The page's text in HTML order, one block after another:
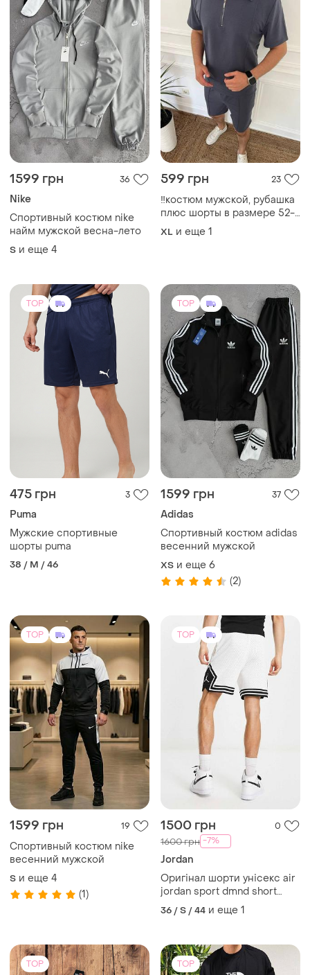
1599 грн 36
Nike
Спортивный костюм nike
найм мужской весна-лето
S и еще 4
599 грн 23
‼️костюм мужской, рубашка
плюс шорты в размере 52-
54!!️
XL и еще 1
TOP
475 грн 3
Puma
Мужские спортивные
шорты puma
38 / M / 46
TOP
1599 грн 37
Adidas
Спортивный костюм adidas
весенний мужской
XS и еще 6
(2)
TOP
1599 грн 19
Спортивный костюм nike
весенний мужской
S и еще 4
(1)
TOP
1500 грн 0
1600 грн -7%
Jordan
Оригінал шорти унісекс air
jordan sport dmnd short
white dx1487-100
36 / S / 44 и еще 1
TOP TOP